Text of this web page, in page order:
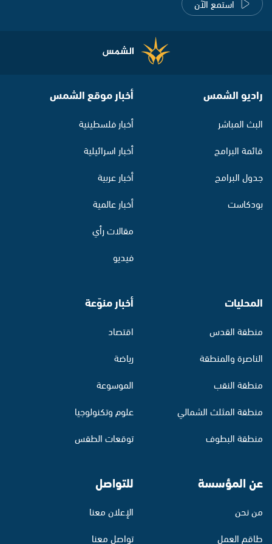
راديو الشمس
البث المباشر
قائمة البرامج
جدول البرامج
بودكاست
أخبار موقع الشمس
أخبار فلسطينية
أخبار اسرائيلية
أخبار عربية
أخبار عالمية
مقالات رأي
فيديو
المحليات
منطقة القدس
الناصرة والمنطقة
منطقة النقب
منطقة المثلث الشمالي
منطقة البطوف
أخبار منوّعة
اقتصاد
رياضة
الموسوعة
علوم وتكنولوجيا
توقعات الطقس
عن المؤسسة
من نحن
طاقم العمل
للتواصل
الإعلان معنا
تواصل معنا